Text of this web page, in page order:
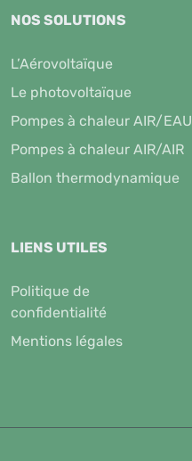
NOS SOLUTIONS
L’Aérovoltaïque
Le photovoltaïque
Pompes à chaleur AIR/EAU
Pompes à chaleur AIR/AIR
Ballon thermodynamique
LIENS UTILES
Politique de
confidentialité
Mentions légales